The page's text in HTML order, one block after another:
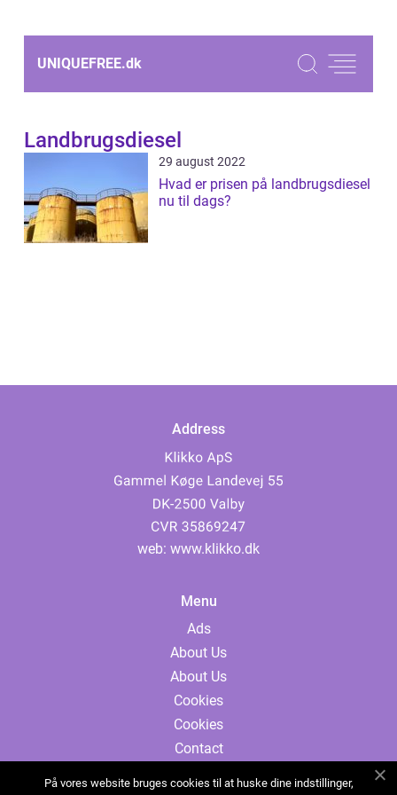
UNIQUEFREE.dk
Landbrugsdiesel
29 august 2022
Hvad er prisen på landbrugsdiesel
nu til dags?
Address
web: www.klikko.dk
Menu
Ads
About Us
About Us
Cookies
Cookies
Contact
På vores website bruges cookies til at huske dine indstillinger,